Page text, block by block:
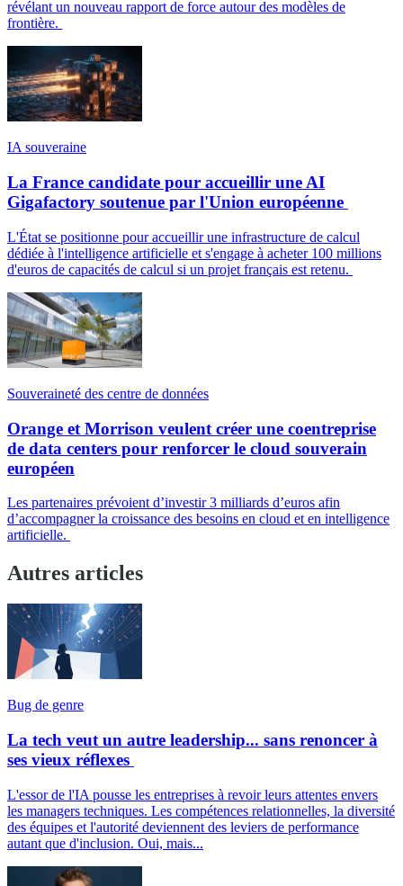
révélant un nouveau rapport de force autour des modèles de
frontière.
IA souveraine
La France candidate pour accueillir une AI
Gigafactory soutenue par l'Union européenne
L'État se positionne pour accueillir une infrastructure de calcul
dédiée à l'intelligence artificielle et s'engage à acheter 100 millions
d'euros de capacités de calcul si un projet français est retenu.
Souveraineté des centre de données
Orange et Morrison veulent créer une coentreprise
de data centers pour renforcer le cloud souverain
européen
Les partenaires prévoient d’investir 3 milliards d’euros afin
d’accompagner la croissance des besoins en cloud et en intelligence
artificielle.
Autres articles
Bug de genre
La tech veut un autre leadership... sans renoncer à
ses vieux réflexes
L'essor de l'IA pousse les entreprises à revoir leurs attentes envers
les managers techniques. Les compétences relationnelles, la diversité
des équipes et l'autorité deviennent des leviers de performance
autant que d'inclusion. Oui, mais...